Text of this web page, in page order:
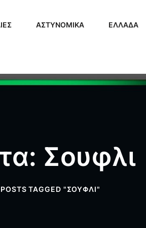
ΑΣΤΥΝΟΜΙΚΑ ΕΛΛΑΔΑ
Σουφλι
POSTS TAGGED "ΣΟΥΦΛΙ"